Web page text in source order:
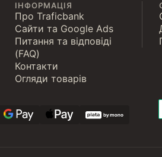
ІНФОРМАЦІЯ
Про Traficbank
Сайти та Google Ads
Питання та відповіді
(FAQ)
Контакти
Огляди товарів